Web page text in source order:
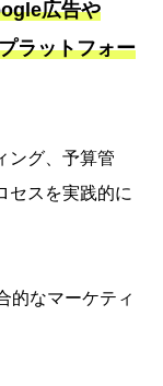
広告や
ラットフォー
ング、予算管
セスを実践的に
的なマーケティ